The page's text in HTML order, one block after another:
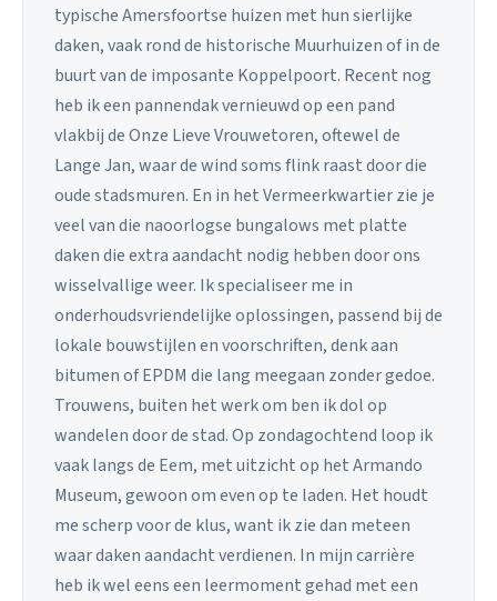
typische Amersfoortse huizen met hun sierlijke
daken, vaak rond de historische Muurhuizen of in de
buurt van de imposante Koppelpoort. Recent nog
heb ik een pannendak vernieuwd op een pand
vlakbij de Onze Lieve Vrouwetoren, oftewel de
Lange Jan, waar de wind soms flink raast door die
oude stadsmuren. En in het Vermeerkwartier zie je
veel van die naoorlogse bungalows met platte
daken die extra aandacht nodig hebben door ons
wisselvallige weer. Ik specialiseer me in
onderhoudsvriendelijke oplossingen, passend bij de
lokale bouwstijlen en voorschriften, denk aan
bitumen of EPDM die lang meegaan zonder gedoe.
Trouwens, buiten het werk om ben ik dol op
wandelen door de stad. Op zondagochtend loop ik
vaak langs de Eem, met uitzicht op het Armando
Museum, gewoon om even op te laden. Het houdt
me scherp voor de klus, want ik zie dan meteen
waar daken aandacht verdienen. In mijn carrière
heb ik wel eens een leermoment gehad met een